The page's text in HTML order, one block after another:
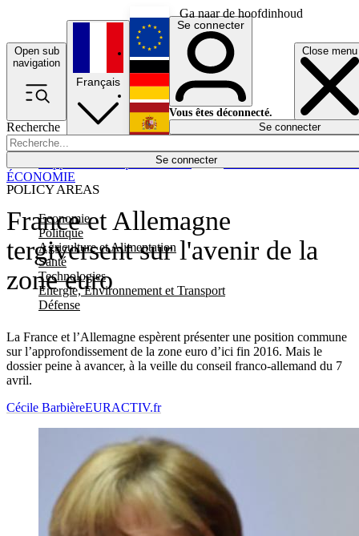
Ga naar de hoofdinhoud
Open sub
navigation
Close menu
Recherche
Se connecter
POLICY AREAS
Economie
Politique
Agriculture et Alimentation
Santé
Technologies
Energie, Environnement et Transport
Défense
Économie
Français
English
Deutsch
Español
Se connecter
Vous êtes déconnecté.
Se connecter
France et Allemagne
tergiversent sur l'avenir de la
zone euro
La France et l’Allemagne espèrent présenter une position commune
sur l’approfondissement de la zone euro d’ici fin 2016. Mais le
dossier peine à avancer, à la veille du conseil franco-allemand du 7
avril.
ÉCONOMIE
Cécile BarbièreEURACTIV.fr